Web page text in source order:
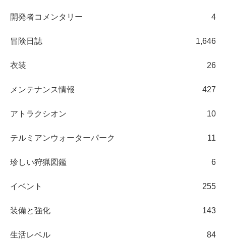
開発者コメンタリー 4
冒険日誌 1,646
衣装 26
メンテナンス情報 427
アトラクシオン 10
テルミアンウォーターパーク 11
珍しい狩猟図鑑 6
イベント 255
装備と強化 143
生活レベル 84